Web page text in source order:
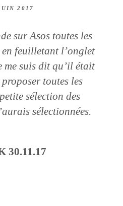
2017
sur Asos toutes les
en feuilletant l’onglet
me suis dit qu’il était
toutes les
sélection des
sélectionnées.
30.11.17